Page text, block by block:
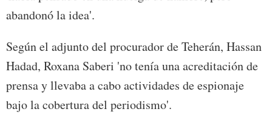
abandonó la idea'.
Según el adjunto del procurador de Teherán, Hassan
Hadad, Roxana Saberi 'no tenía una acreditación de
prensa y llevaba a cabo actividades de espionaje
bajo la cobertura del periodismo'.